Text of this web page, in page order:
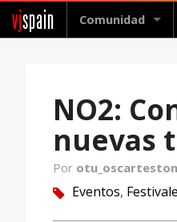
vjspain Comunidad
NO2:
nuevas
Por
tag Eventos,